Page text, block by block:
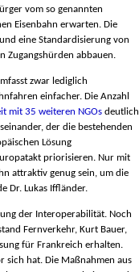
vom so genannten
Eisenbahn erwarten. Die
eine Standardisierung von
Zugangshürden abbauen.
zwar lediglich
einfacher. Die Anzahl
mit 35 weiteren NGOsdeutlich
der die bestehenden
Lösung
priorisieren. Nur mit
attraktiv genug sein, um die
Dr. Lukas Iffländer.
der Interoperabilität. Noch
Fernverkehr, Kurt Bauer,
für Frankreich erhalten.
sich hat. Die Maßnahmen aus